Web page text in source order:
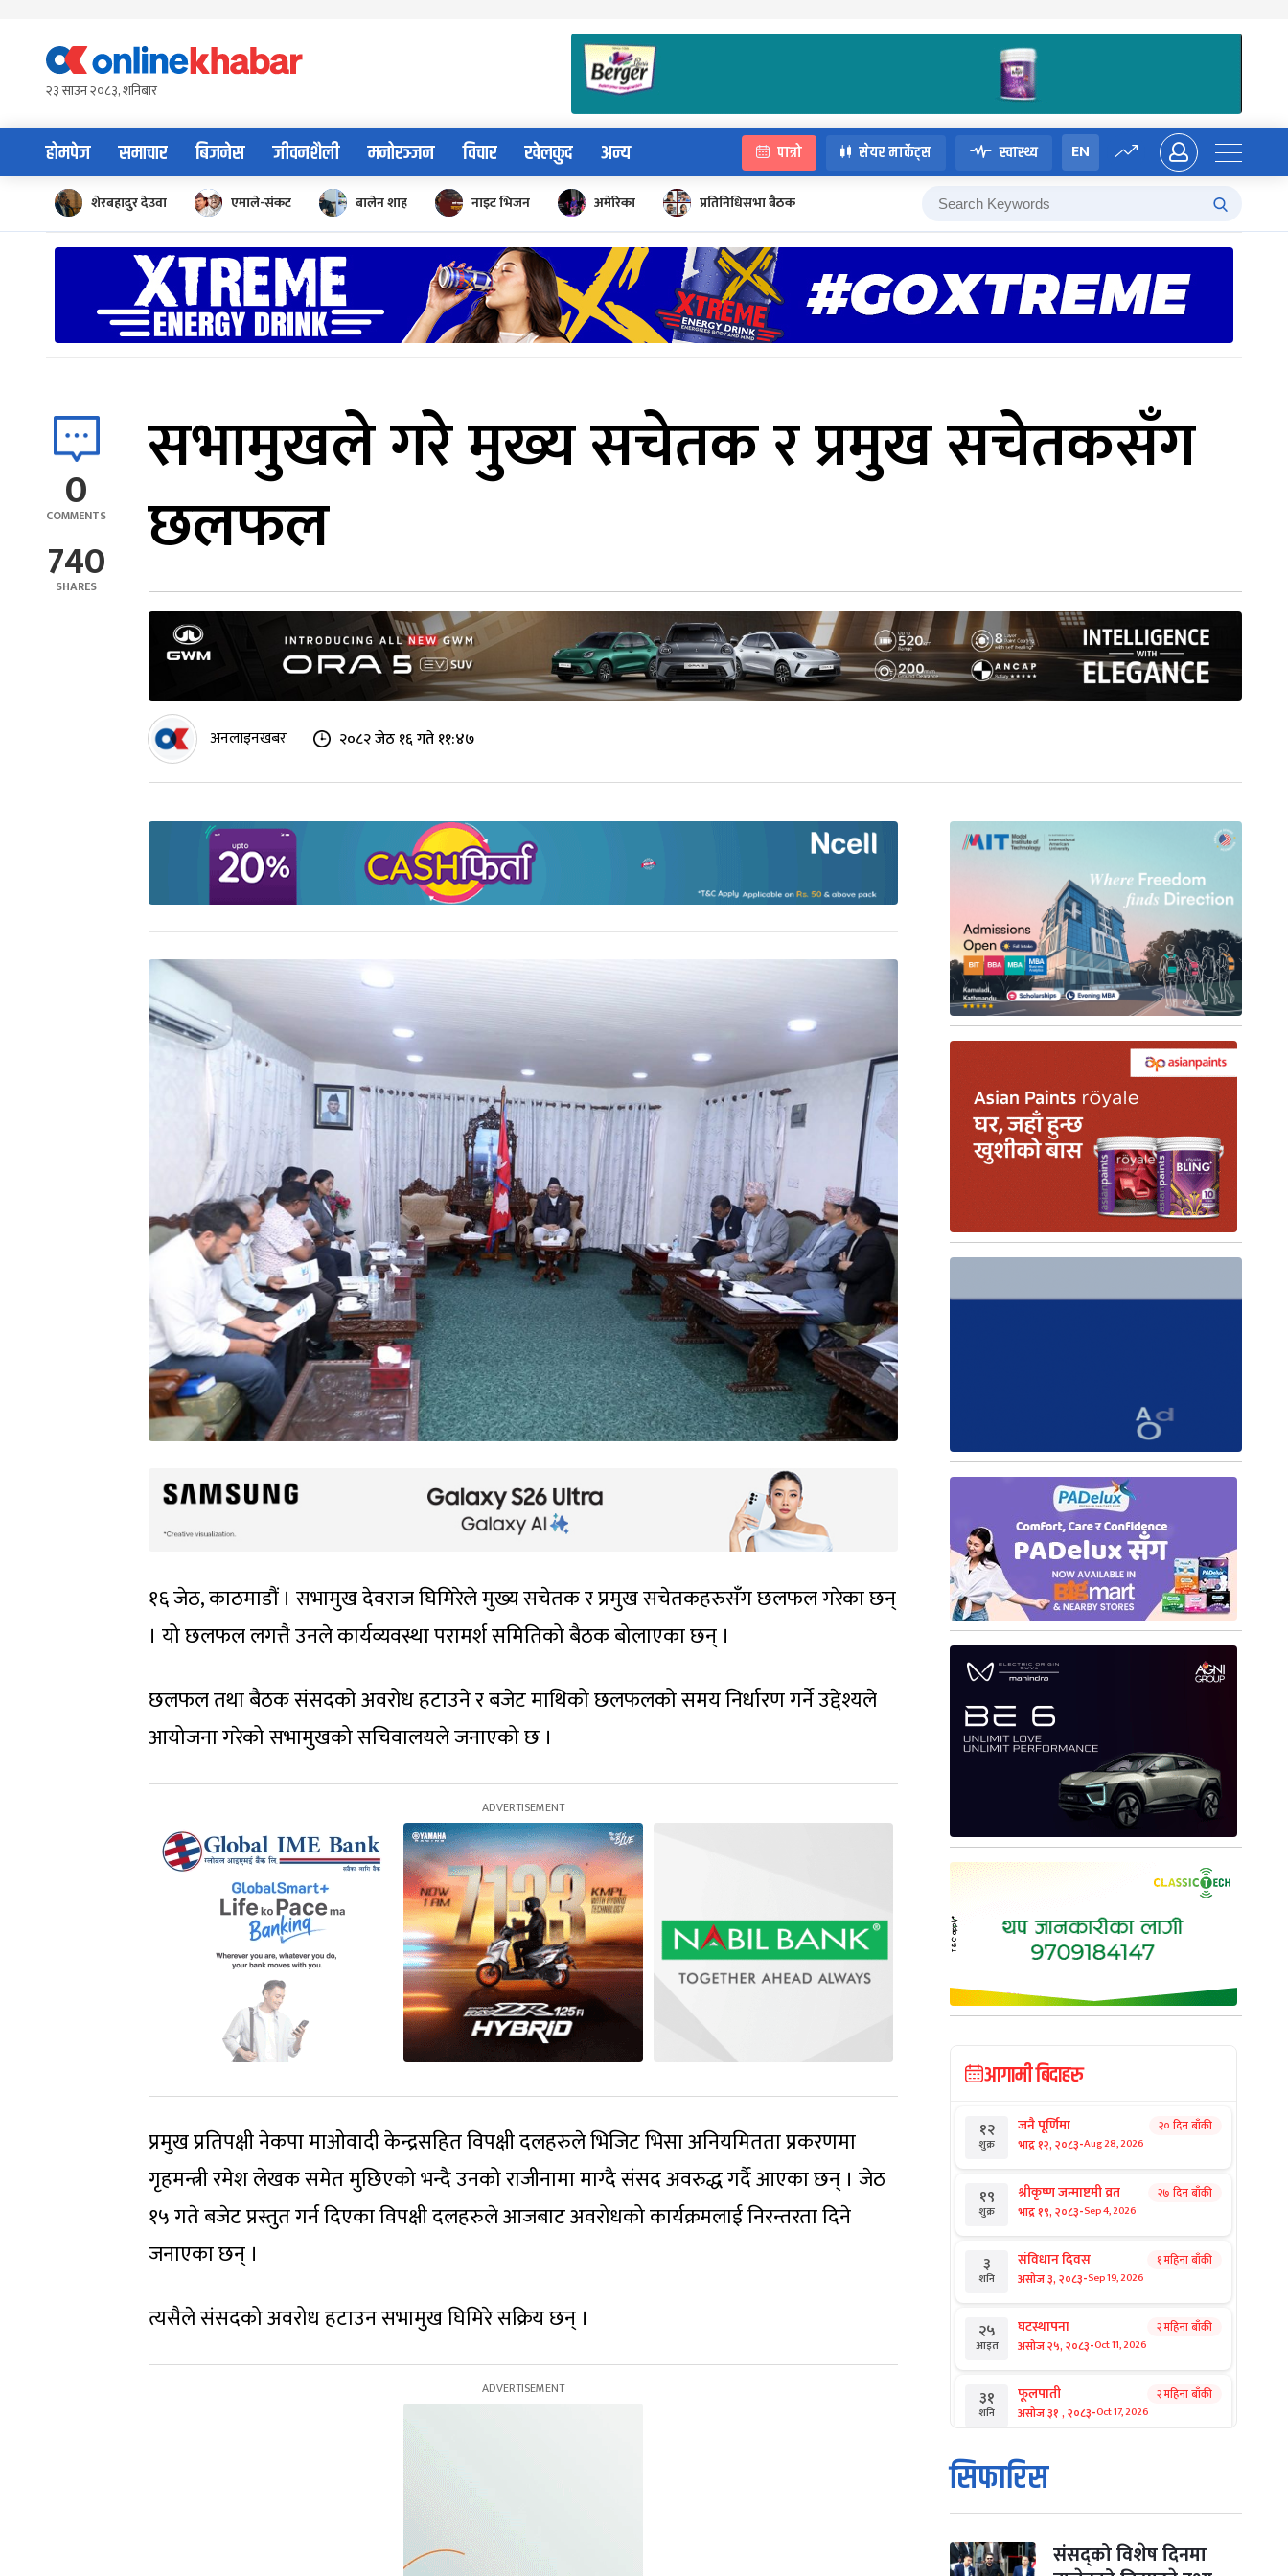
content२३ साउन २०८३, शनिबार
होमपेज समाचार बिजनेस जीवनशैली मनोरञ्जन विचार खेलकुद अन्य पात्रो सेयर मार्केट्स स्वास्थ्य EN
शेरबहादुर देउवा एमाले-संकट बालेन शाह नाइट भिजन अमेरिका प्रतिनिधिसभा बैठक
0
COMMENTS
740
SHARES
सभामुखले गरे मुख्य सचेतक र प्रमुख सचेतकसँग
छलफल
अनलाइनखबर २०८२ जेठ १६ गते ११:४७
१६ जेठ, काठमाडौं । सभामुख देवराज घिमिरेले मुख्य सचेतक र प्रमुख सचेतकहरुसँग छलफल गरेका छन्
। यो छलफल लगत्तै उनले कार्यव्यवस्था परामर्श समितिको बैठक बोलाएका छन् ।
छलफल तथा बैठक संसदको अवरोध हटाउने र बजेट माथिको छलफलको समय निर्धारण गर्ने उद्देश्यले
आयोजना गरेको सभामुखको सचिवालयले जनाएको छ ।
प्रमुख प्रतिपक्षी नेकपा माओवादी केन्द्रसहित विपक्षी दलहरुले भिजिट भिसा अनियमितता प्रकरणमा
गृहमन्त्री रमेश लेखक समेत मुछिएको भन्दै उनको राजीनामा माग्दै संसद अवरुद्ध गर्दै आएका छन् । जेठ
१५ गते बजेट प्रस्तुत गर्न दिएका विपक्षी दलहरुले आजबाट अवरोधको कार्यक्रमलाई निरन्तरता दिने
जनाएका छन् ।
त्यसैले संसदको अवरोध हटाउन सभामुख घिमिरे सक्रिय छन् ।
आगामी बिदाहरु
१२
शुक्र
जनै पूर्णिमा
भाद्र १२, २०८३-Aug 28, 2026
२० दिन बाँकी
१९
शुक्र
श्रीकृष्ण जन्माष्टमी व्रत
भाद्र १९, २०८३-Sep 4, 2026
२७ दिन बाँकी
३
शनि
संविधान दिवस
असोज ३, २०८३-Sep 19, 2026
१ महिना बाँकी
२५
आइत
घटस्थापना
असोज २५, २०८३-Oct 11, 2026
२ महिना बाँकी
३१
शनि
फूलपाती
असोज ३१ , २०८३-Oct 17, 2026
२ महिना बाँकी
१
आइत
कार्तिक सङ्क्रान्ति
कार्तिक १, २०८३
मंगल कार्तिक ३, २०८३-Oct 20, 2026
सिफारिस
संसद्को विशेष दिनमा